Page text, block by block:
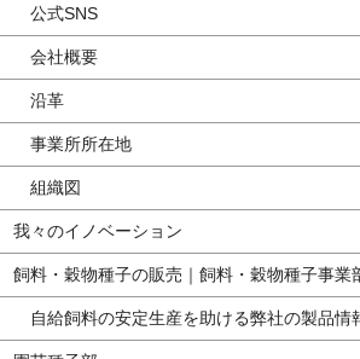
公式SNS
会社概要
沿革
事業所所在地
組織図
我々のイノベーション
飼料・穀物種子の販売｜飼料・穀物種子事業
自給飼料の安定生産を助ける弊社の製品情